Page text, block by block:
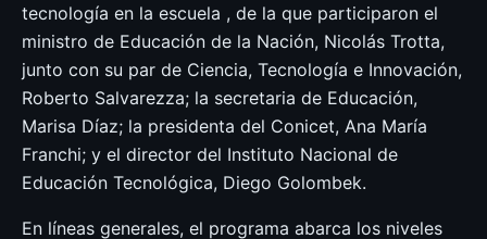
tecnología en la escuela , de la que participaron el
ministro de Educación de la Nación, Nicolás Trotta,
junto con su par de Ciencia, Tecnología e Innovación,
Roberto Salvarezza; la secretaria de Educación,
Marisa Díaz; la presidenta del Conicet, Ana María
Franchi; y el director del Instituto Nacional de
Educación Tecnológica, Diego Golombek.
En líneas generales, el programa abarca los niveles